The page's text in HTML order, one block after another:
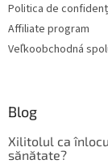
Politica de
Affiliate program
Veľkoobchodná
Blog
Xilitolul ca
sănătate?